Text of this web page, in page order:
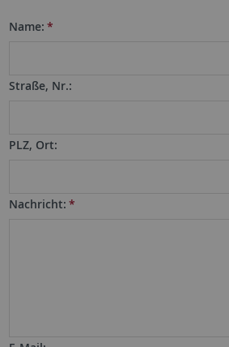
Name: *
Straße, Nr.:
PLZ, Ort:
Nachricht: *